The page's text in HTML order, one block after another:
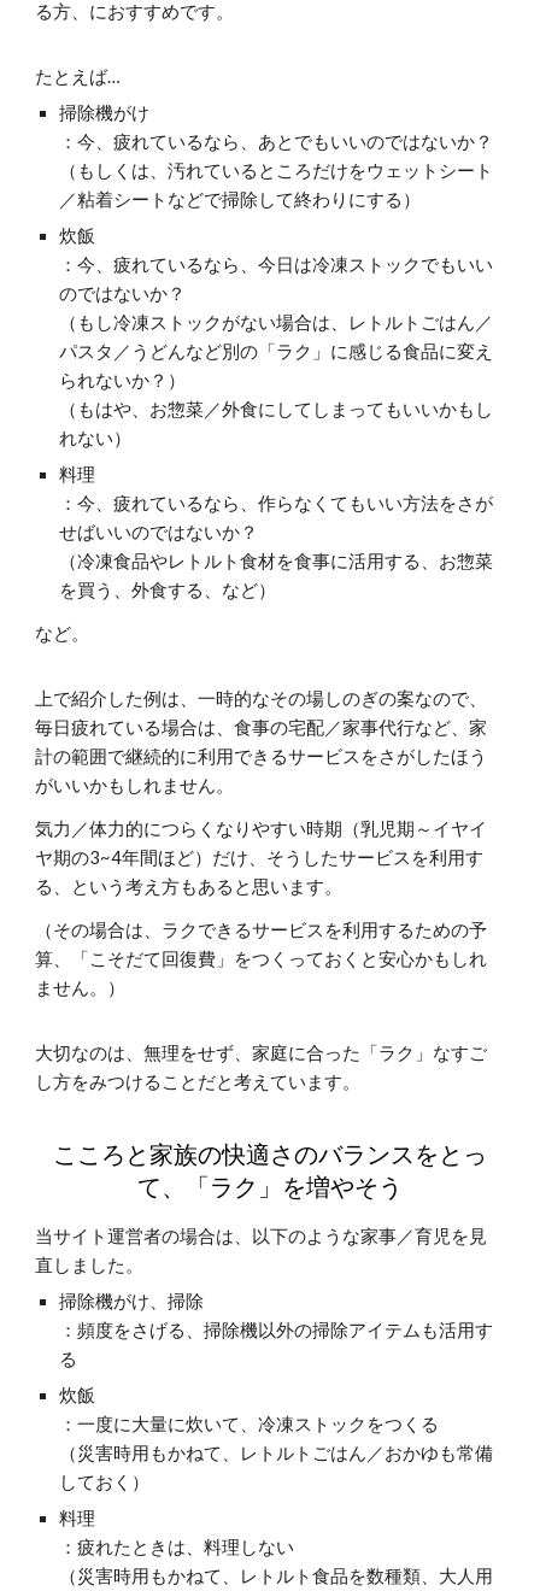
る方、におすすめです。
たとえば…
掃除機がけ
：今、疲れているなら、あとでもいいのではないか？
（もしくは、汚れているところだけをウェットシート
／粘着シートなどで掃除して終わりにする）
炊飯
：今、疲れているなら、今日は冷凍ストックでもいい
のではないか？
（もし冷凍ストックがない場合は、レトルトごはん／
パスタ／うどんなど別の「ラク」に感じる食品に変え
られないか？）
（もはや、お惣菜／外食にしてしまってもいいかもし
れない）
料理
：今、疲れているなら、作らなくてもいい方法をさが
せばいいのではないか？
（冷凍食品やレトルト食材を食事に活用する、お惣菜
を買う、外食する、など）
など。
上で紹介した例は、一時的なその場しのぎの案なので、
毎日疲れている場合は、食事の宅配／家事代行など、家
計の範囲で継続的に利用できるサービスをさがしたほう
がいいかもしれません。
気力／体力的につらくなりやすい時期（乳児期～イヤイ
ヤ期の3~4年間ほど）だけ、そうしたサービスを利用す
る、という考え方もあると思います。
（その場合は、ラクできるサービスを利用するための予
算、「こそだて回復費」をつくっておくと安心かもしれ
ません。）
大切なのは、無理をせず、家庭に合った「ラク」なすご
し方をみつけることだと考えています。
こころと家族の快適さのバランスをとっ
て、「ラク」を増やそう
当サイト運営者の場合は、以下のような家事／育児を見
直しました。
掃除機がけ、掃除
：頻度をさげる、掃除機以外の掃除アイテムも活用す
る
炊飯
：一度に大量に炊いて、冷凍ストックをつくる
（災害時用もかねて、レトルトごはん／おかゆも常備
しておく）
料理
：疲れたときは、料理しない
（災害時用もかねて、レトルト食品を数種類、大人用